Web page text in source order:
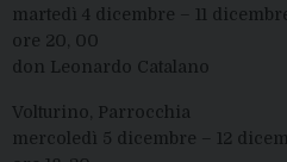
martedì 4 dicembre – 11
ore 20, 00
don Leonardo Catalano
Volturino, Parrocchia
mercoledì 5 dicembre – 12